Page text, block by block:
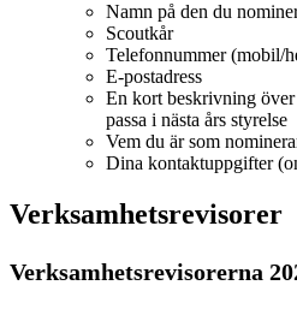
Namn på den du
Scoutkår
Telefonnummer (mobil/
E-postadress
En kort beskrivning
passa i nästa års styrelse
Vem du är som
Dina kontaktuppgifter
Verksamhetsrevisorer
Verksamhetsrevisorerna